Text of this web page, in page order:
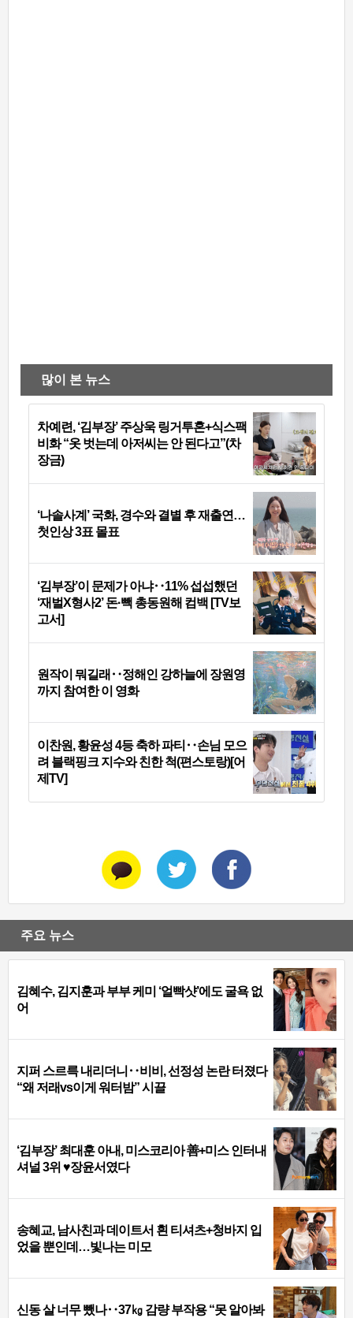
많이 본 뉴스
차예련, ‘김부장’ 주상욱 링거투혼+식스팩
비화 “옷 벗는데 아저씨는 안 된다고”(차
장금)
‘나솔사계’ 국화, 경수와 결별 후 재출연…
첫인상 3표 몰표
‘김부장’이 문제가 아냐‥11% 섭섭했던
‘재벌X형사2’ 돈·빽 총동원해 컴백 [TV보
고서]
원작이 뭐길래‥정해인 강하늘에 장원영
까지 참여한 이 영화
이찬원, 황윤성 4등 축하 파티‥손님 모으
려 블랙핑크 지수와 친한 척(편스토랑)[어
제TV]
주요 뉴스
김혜수, 김지훈과 부부 케미 ‘얼빡샷’에도 굴욕 없
어
지퍼 스르륵 내리더니‥비비, 선정성 논란 터졌다
“왜 저래vs이게 워터밤” 시끌
‘김부장’ 최대훈 아내, 미스코리아 善+미스 인터내
셔널 3위 ♥장윤서였다
송혜교, 남사친과 데이트서 흰 티셔츠+청바지 입
었을 뿐인데…빛나는 미모
신동 살 너무 뺐나‥37㎏ 감량 부작용 “못 알아봐